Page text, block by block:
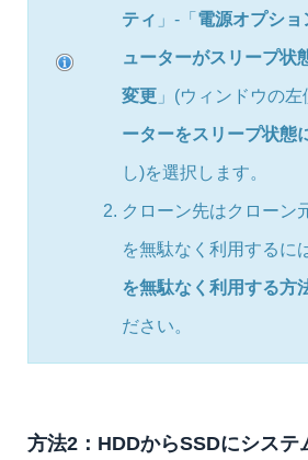
ティ 」-「 電源オプショ
ューターがスリープ状
変更 」(ウィンドウの左
ーターをスリープ状態
し)を選択します。
クローン先はクローン
を無駄なく利用するに
を無駄なく利用する方
ださい。
方法2：HDDからSSDにシステ